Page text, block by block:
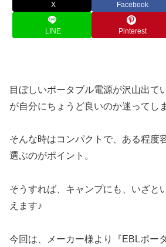
X Facebook
LINE Pinterest
目ぼしいポータブル電源が沢山出て
が自分にちょうど良いのか迷ってし
そんな時はコンパクトで、ある程度
選ぶのがポイント。
そうすれば、キャンプにも、いざと
えます♪
今回は、メーカー様より『EBLポー